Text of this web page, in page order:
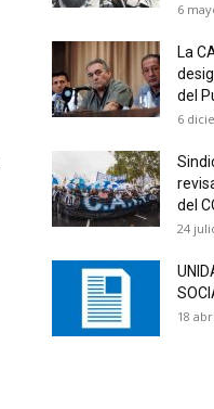
6
La
del
6
del
24
18